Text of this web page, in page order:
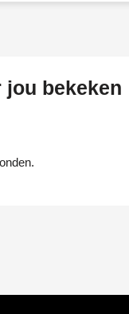
jou bekeken